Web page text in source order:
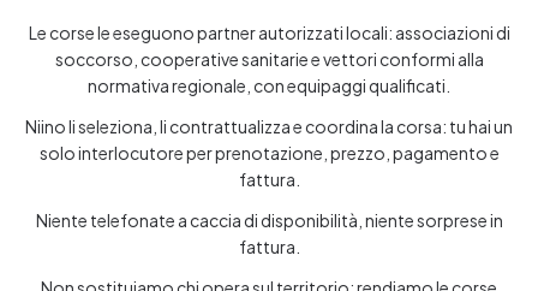
Le corse le eseguono partner autorizzati locali: associazioni di
soccorso, cooperative sanitarie e vettori conformi alla
normativa regionale, con equipaggi qualificati.
Niino li seleziona, li contrattualizza e coordina la corsa: tu hai un
solo interlocutore per prenotazione, prezzo, pagamento e
fattura.
Niente telefonate a caccia di disponibilità, niente sorprese in
fattura.